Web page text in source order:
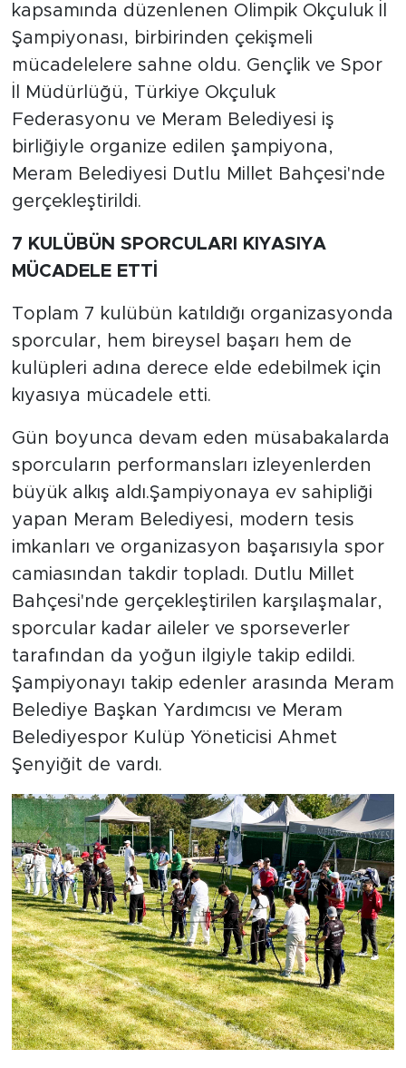
kapsamında düzenlenen Olimpik Okçuluk İl
Şampiyonası, birbirinden çekişmeli
mücadelelere sahne oldu. Gençlik ve Spor
İl Müdürlüğü, Türkiye Okçuluk
Federasyonu ve Meram Belediyesi iş
birliğiyle organize edilen şampiyona,
Meram Belediyesi Dutlu Millet Bahçesi'nde
gerçekleştirildi.
7 KULÜBÜN SPORCULARI KIYASIYA
MÜCADELE ETTİ
Toplam 7 kulübün katıldığı organizasyonda
sporcular, hem bireysel başarı hem de
kulüpleri adına derece elde edebilmek için
kıyasıya mücadele etti.
Gün boyunca devam eden müsabakalarda
sporcuların performansları izleyenlerden
büyük alkış aldı.Şampiyonaya ev sahipliği
yapan Meram Belediyesi, modern tesis
imkanları ve organizasyon başarısıyla spor
camiasından takdir topladı. Dutlu Millet
Bahçesi'nde gerçekleştirilen karşılaşmalar,
sporcular kadar aileler ve sporseverler
tarafından da yoğun ilgiyle takip edildi.
Şampiyonayı takip edenler arasında Meram
Belediye Başkan Yardımcısı ve Meram
Belediyespor Kulüp Yöneticisi Ahmet
Şenyiğit de vardı.